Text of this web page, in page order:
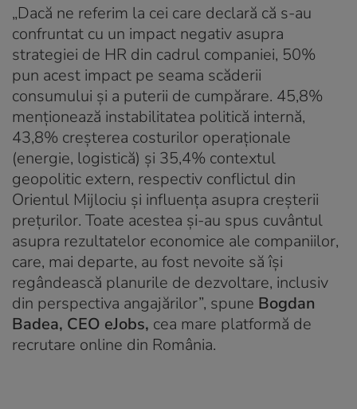
„Dacă ne referim la cei care declară că s-au
confruntat cu un impact negativ asupra
strategiei de HR din cadrul companiei, 50%
pun acest impact pe seama scăderii
consumului și a puterii de cumpărare. 45,8%
menționează instabilitatea politică internă,
43,8% creșterea costurilor operaționale
(energie, logistică) și 35,4% contextul
geopolitic extern, respectiv conflictul din
Orientul Mijlociu și influența asupra creșterii
prețurilor. Toate acestea și-au spus cuvântul
asupra rezultatelor economice ale companiilor,
care, mai departe, au fost nevoite să își
regândească planurile de dezvoltare, inclusiv
din perspectiva angajărilor”, spune Bogdan
Badea, CEO eJobs, cea mare platformă de
recrutare online din România.